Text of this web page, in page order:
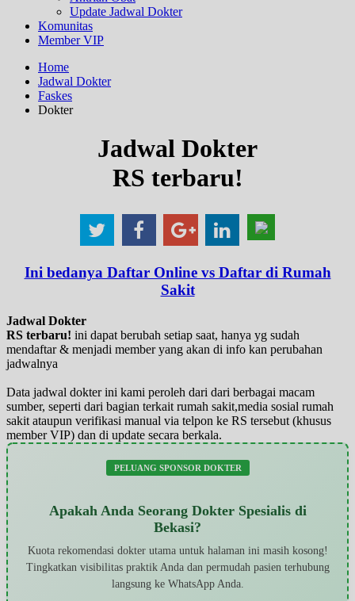
Update Jadwal Dokter
Komunitas
Member VIP
Home
Jadwal Dokter
Faskes
Dokter
Jadwal Dokter
RS terbaru!
Ini bedanya Daftar Online vs Daftar di Rumah
Sakit
Jadwal Dokter
RS terbaru! ini dapat berubah setiap saat, hanya yg sudah
mendaftar & menjadi member yang akan di info kan perubahan
jadwalnya
Data jadwal dokter ini kami peroleh dari dari berbagai macam
sumber, seperti dari bagian terkait rumah sakit,media sosial rumah
sakit ataupun verifikasi manual via telpon ke RS tersebut (khusus
member VIP) dan di update secara berkala.
PELUANG SPONSOR DOKTER
Apakah Anda Seorang Dokter Spesialis di
Bekasi?
Kuota rekomendasi dokter utama untuk halaman ini masih kosong!
Tingkatkan visibilitas praktik Anda dan permudah pasien terhubung
langsung ke WhatsApp Anda.